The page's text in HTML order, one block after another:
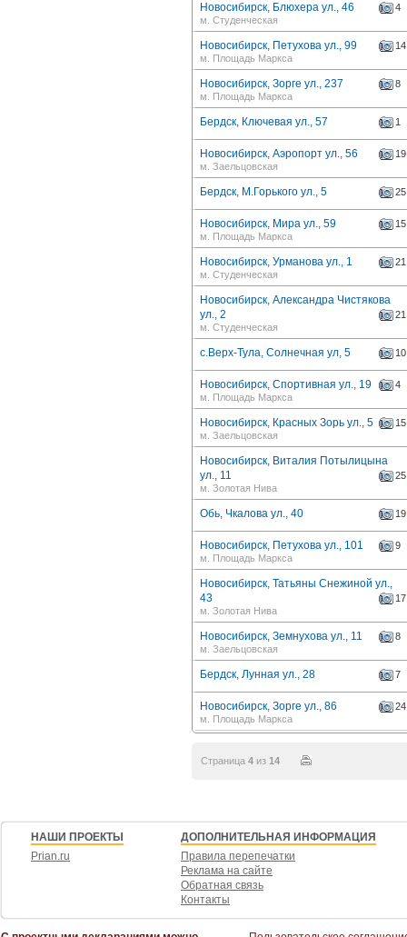
Новосибирск, Блюхера ул., 46
4
м. Студенческая
Новосибирск, Петухова ул., 99
14
м. Площадь Маркса
Новосибирск, Зорге ул., 237
8
м. Площадь Маркса
Бердск, Ключевая ул., 57 1
Новосибирск, Аэропорт ул., 56
19
м. Заельцовская
Бердск, М.Горького ул., 5 25
Новосибирск, Мира ул., 59
15
м. Площадь Маркса
Новосибирск, Урманова ул., 1
21
м. Студенческая
Новосибирск, Александра Чистякова
ул., 2
21
м. Студенческая
с.Верх-Тула, Солнечная ул, 5 10
Новосибирск, Спортивная ул., 19
4
м. Площадь Маркса
Новосибирск, Красных Зорь ул., 5
15
м. Заельцовская
Новосибирск, Виталия Потылицына
ул., 11
25
м. Золотая Нива
Обь, Чкалова ул., 40 19
Новосибирск, Петухова ул., 101
9
м. Площадь Маркса
Новосибирск, Татьяны Снежиной ул.,
43
17
м. Золотая Нива
Новосибирск, Земнухова ул., 11
8
м. Заельцовская
Бердск, Лунная ул., 28 7
Новосибирск, Зорге ул., 86
24
м. Площадь Маркса
Страница 4 из 14
НАШИ ПРОЕКТЫ
Prian.ru
ДОПОЛНИТЕЛЬНАЯ ИНФОРМАЦИЯ
Правила перепечатки
Реклама на сайте
Обратная связь
Контакты